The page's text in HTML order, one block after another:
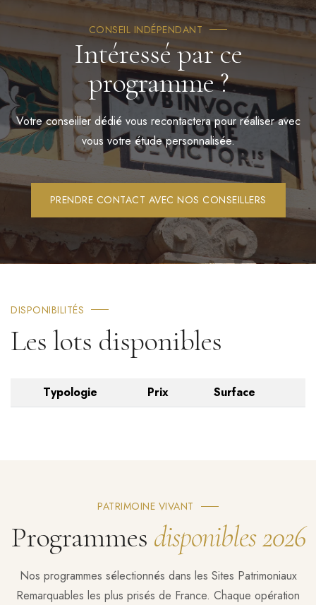
CONSEIL INDÉPENDANT
Intéressé par ce
programme ?
Votre conseiller dédié vous recontactera pour réaliser avec
vous votre étude personnalisée.
PRENDRE CONTACT AVEC NOS CONSEILLERS
DISPONIBILITÉS
Les lots disponibles
Typologie Prix Surface
PATRIMOINE VIVANT
Programmes disponibles 2026
Nos programmes sélectionnés dans les Sites Patrimoniaux
Remarquables les plus prisés de France. Chaque opération